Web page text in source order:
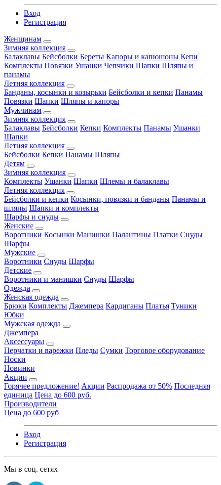
Вход
Регистрация
Женщинам
Зимняя коллекция
Балаклавы Бейсболки Береты Капоры и капюшоны Кепи
Комплекты Повязки Ушанки Чепчики Шапки Шляпы и
панамы
Летняя коллекция
Банданы, косынки и козырьки Бейсболки и кепки Панамы
Повязки Шапки Шляпы и капоры
Мужчинам
Зимняя коллекция
Балаклавы Бейсболки Кепки Комплекты Панамы Ушанки
Шапки
Летняя коллекция
Бейсболки Кепки Панамы Шляпы
Детям
Зимняя коллекция
Комплекты Ушанки Шапки Шлемы и балаклавы
Летняя коллекция
Бейсболки и кепки Косынки, повязки и банданы Панамы и
шляпы Шапки и комплекты
Шарфы и снуды
Женские
Воротники Косынки Манишки Палантины Платки Снуды
Шарфы
Мужские
Воротники Снуды Шарфы
Детские
Воротники и манишки Снуды Шарфы
Одежда
Женская одежда
Брюки Комплекты Джемпера Кардиганы Платья Туники
Юбки
Мужская одежда
Джемпера
Аксессуары
Перчатки и варежки Пледы Сумки Торговое оборудование
Носки
Новинки
Акции
Горячее предложение! Акции Распродажа от 50% Последняя
единица Цена до 600 руб.
Производители
Цена до 600 руб
Вход
Регистрация
Мы в соц. сетях